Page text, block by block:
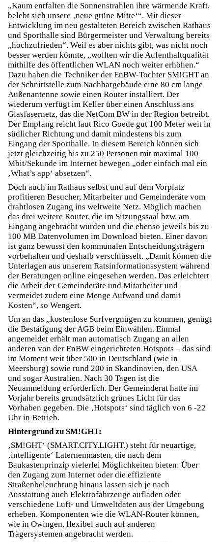
„Kaum entfalten die Sonnenstrahlen ihre wärmende Kraft,
belebt sich unsere ‚neue grüne Mitte‘“. Mit dieser
Entwicklung im neu gestalteten Bereich zwischen Rathaus
und Sporthalle sind Bürgermeister und Verwaltung bereits
„hochzufrieden“. Weil es aber nichts gibt, was nicht noch
besser werden könnte, „wollten wir die Aufenthaltqualität
mithilfe des öffentlichen WLAN noch weiter erhöhen.“
Dazu haben die Techniker der EnBW-Tochter SM!GHT an
der Schnittstelle zum Nachbargebäude eine 80 cm lange
Außenantenne sowie einen Router installiert. Der
wiederum verfügt im Keller über einen Anschluss ans
Glasfasernetz, das die NetCom BW in der Region betreibt.
Der Empfang reicht laut Rico Goede gut 100 Meter weit in
südlicher Richtung und damit mindestens bis zum
Eingang der Sporthalle. In diesem Bereich können sich
jetzt gleichzeitig bis zu 250 Personen mit maximal 100
Mbit/Sekunde im Internet bewegen „oder einfach mal ein
‚What’s app‘ absetzen“.
Doch auch im Rathaus selbst und auf dem Vorplatz
profitieren Besucher, Mitarbeiter und Gemeinderäte vom
drahtlosen Zugang ins weltweite Netz. Möglich machen
das drei weitere Router, die im Sitzungssaal bzw. am
Eingang angebracht wurden und die ebenso jeweils bis zu
100 MB Datenvolumen im Download bieten. Einer davon
ist ganz bewusst den kommunalen Entscheidungsträgern
vorbehalten und deshalb verschlüsselt. „Damit können die
Unterlagen aus unserem Ratsinformationssystem während
der Beratungen online eingesehen werden. Das erleichtert
die Arbeit der Gemeinderäte und Mitarbeiter und
vermeidet zudem eine Menge Aufwand und damit
Kosten“, so Wengert.
Um an das „kostenlose Surfvergnügen zu kommen, genügt
die Bestätigung der AGB beim Einwählen. Einmal
angemeldet erhält man automatisch Zugang an allen
anderen von der EnBW eingerichteten Hotspots – das sind
im Moment weit über 500 in Deutschland (wie in
Meersburg) sowie rund 200 in Skandinavien, den USA
und sogar Australien. Nach 30 Tagen ist die
Neuanmeldung erforderlich. Der Gemeinderat hatte im
Vorjahr bereits grundsätzlich grünes Licht für das
Vorhaben gegeben. Die ‚Hotspots‘ sind täglich von 6 -22
Uhr in Betrieb.
Hintergrund zu SM!GHT:
‚SM!GHT‘ (SMART.CITY.LIGHT.) steht für neuartige,
‚intelligente‘ Laternenmasten, die nach dem
Baukastenprinzip vielerlei Möglichkeiten bieten: Über
den Zugang zum Internet oder die effiziente
Straßenbeleuchtung hinaus lassen sich je nach
Ausstattung auch Elektrofahrzeuge aufladen oder
verschiedene Luft- und Umweltdaten aus der Umgebung
erheben. Komponenten wie die WLAN-Router können,
wie in Owingen, flexibel auch auf anderen
Trägersystemen angebracht werden.